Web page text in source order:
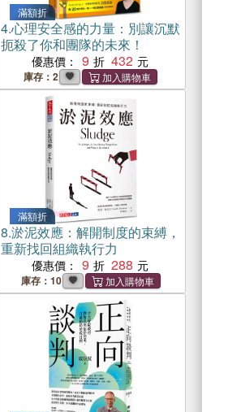
滿額折
4.心理安全感的力量：別讓沉默
扼殺了你和團隊的未來！
優惠價： 9 432
庫存：2
滿額折
8.淤泥效應：解開制度的束縛，
重新找回組織執行力
優惠價： 9 288
庫存：10